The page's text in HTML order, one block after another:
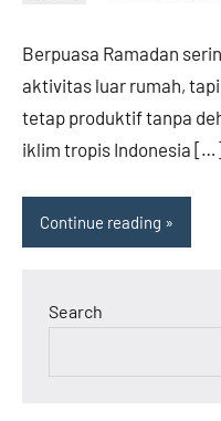
Berpuasa Ramadan
aktivitas luar rumah,
tetap produktif tanpa
iklim tropis Indonesia […]
Continue reading
Search